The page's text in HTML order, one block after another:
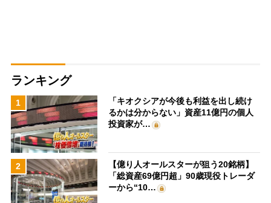
ランキング
1
「キオクシアが今後も利益を出し続け
るかは分からない」資産11億円の個人
投資家が…
2
【億り人オールスターが狙う20銘柄】
「総資産69億円超」90歳現役トレーダ
ーから“10…